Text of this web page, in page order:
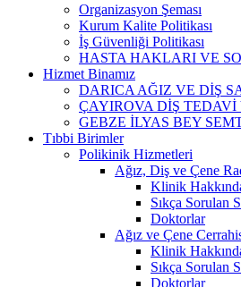
Organizasyon Şeması
Kurum Kalite Politikası
İş Güvenliği Politikası
HASTA HAKLARI VE
Hizmet Binamız
DARICA AĞIZ VE DİŞ
ÇAYIROVA DİŞ
GEBZE İLYAS BEY
Tıbbi Birimler
Polikinik Hizmetleri
Ağız, Diş ve Çene
Klinik
Sıkça Sorulan
Doktorlar
Ağız ve Çene
Klinik
Sıkça Sorulan
Doktorlar